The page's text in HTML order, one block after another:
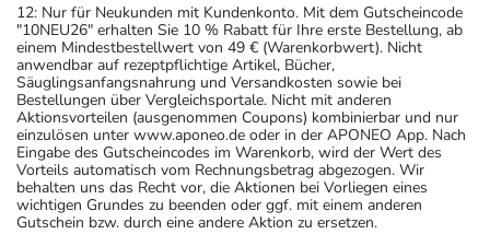
12: Nur für Neukunden mit Kundenkonto. Mit dem Gutscheincode
"10NEU26" erhalten Sie 10 % Rabatt für Ihre erste Bestellung, ab
einem Mindestbestellwert von 49 € (Warenkorbwert). Nicht
anwendbar auf rezeptpflichtige Artikel, Bücher,
Säuglingsanfangsnahrung und Versandkosten sowie bei
Bestellungen über Vergleichsportale. Nicht mit anderen
Aktionsvorteilen (ausgenommen Coupons) kombinierbar und nur
einzulösen unter www.aponeo.de oder in der APONEO App. Nach
Eingabe des Gutscheincodes im Warenkorb, wird der Wert des
Vorteils automatisch vom Rechnungsbetrag abgezogen. Wir
behalten uns das Recht vor, die Aktionen bei Vorliegen eines
wichtigen Grundes zu beenden oder ggf. mit einem anderen
Gutschein bzw. durch eine andere Aktion zu ersetzen.